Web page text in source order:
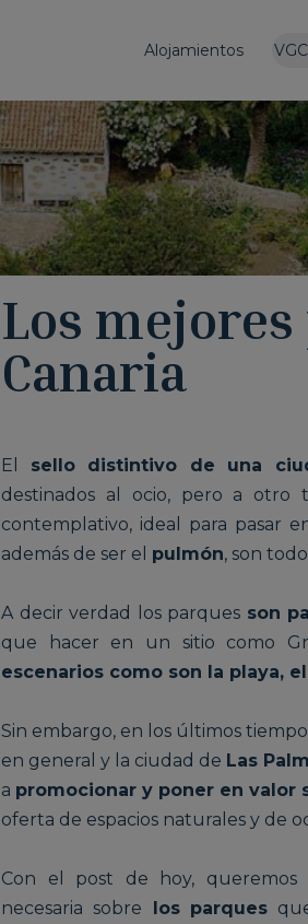
Alojamientos
Los
Canaria
El sello distintivo de una
destinados al ocio, pero a otro
contemplativo, ideal para pasar
además de ser el pulmón, son
A decir verdad los parques son
que hacer en un sitio como
escenarios como son la playa,
Sin embargo, en los últimos
en general y la ciudad de Las
a promocionar y poner en valor
oferta de espacios naturales y de
Con el post de hoy, queremos
necesaria sobre los parques